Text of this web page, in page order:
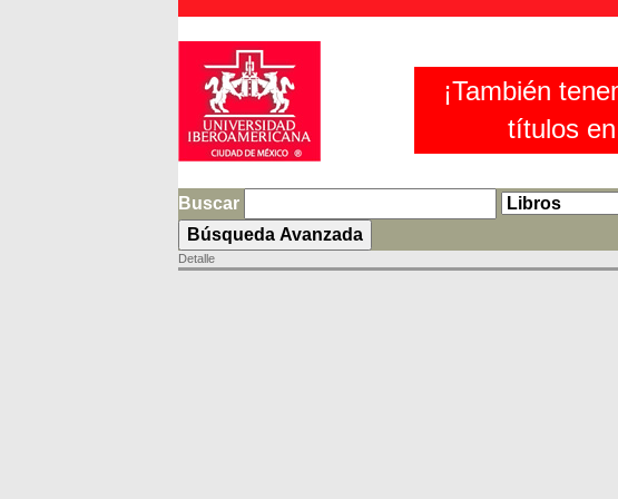
¡También
títulos
Buscar
Detalle